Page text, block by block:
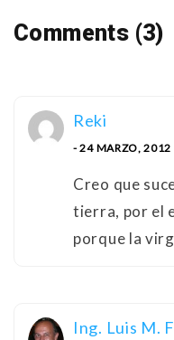
Comments (3)
Reki
- 24 MARZO, 2012
Creo que
tierra, por el
porque la
Ing. Luis M.